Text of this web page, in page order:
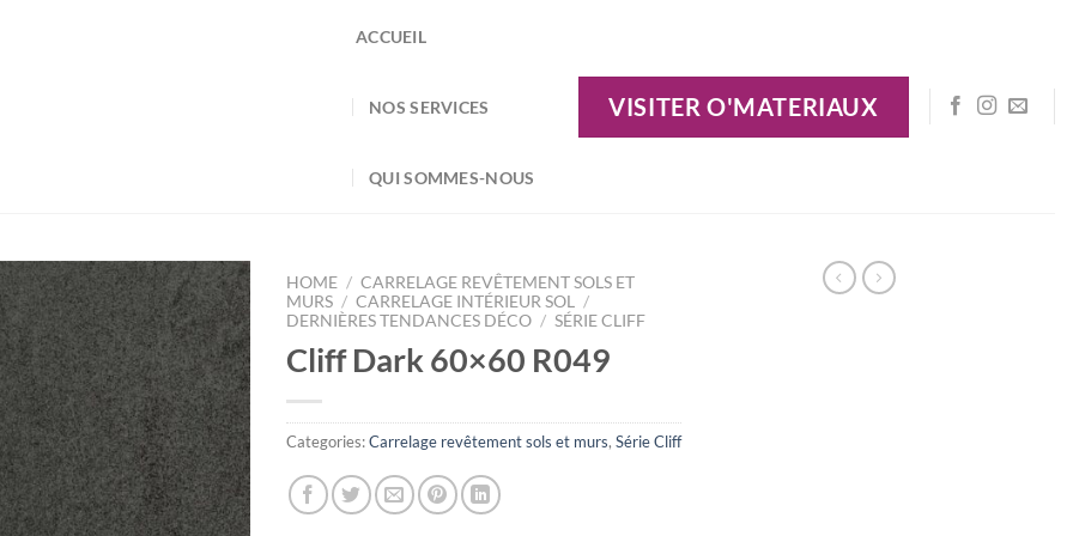
ACCUEIL
NOS SERVICES
QUI SOMMES-NOUS
VISITER O'MATERIAUX
HOME / CARRELAGE REVÊTEMENT SOLS ET
MURS / CARRELAGE INTÉRIEUR SOL
/
DERNIÈRES TENDANCES DÉCO / SÉRIE CLIFF
Cliff Dark 60×60 R049
Categories:Carrelage revêtement sols et murs, Série Cliff